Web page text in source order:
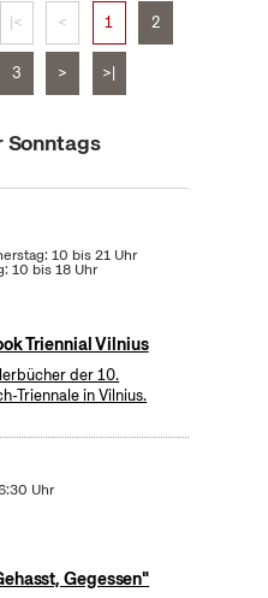
|< < 1 2
3 > >|
Sonntags
10 bis 21 Uhr
10 bis 18 Uhr
Triennial Vilnius
der 10.
Triennale in Vilnius.
Uhr
Gegessen"